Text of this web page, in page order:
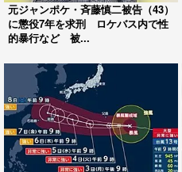
元ジャンポケ・斉藤慎二被告（43）
に懲役7年を求刑 ロケバス内で性
的暴行など 被...